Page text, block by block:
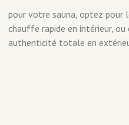
pour votre sauna, optez pour
chauffe rapide en intérieur,
authenticité totale en